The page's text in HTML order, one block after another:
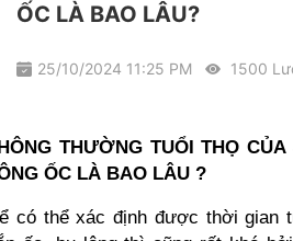
ỐC LÀ BAO LÂU?
25/10/2024 11:25 PM 1500
THƯỜNG TUỔI THỌ
ỐC LÀ BAO LÂU ?
có thể xác định được thời gian